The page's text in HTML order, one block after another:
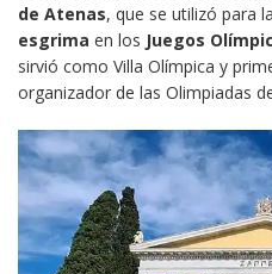
de Atenas, que se utilizó para
esgrima en los Juegos
sirvió como Villa Olímpica y
organizador de las Olimpiadas